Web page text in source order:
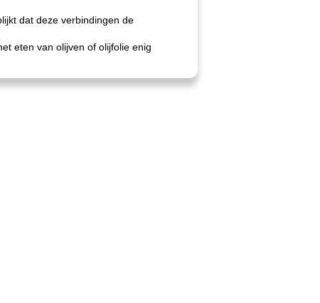
dat deze verbindingen de
eten van olijven of olijfolie enig